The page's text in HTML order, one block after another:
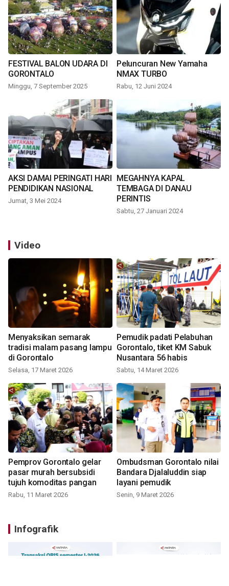
FESTIVAL BALON UDARA DI
GORONTALO
Minggu, 7 September 2025
Peluncuran New Yamaha
NMAX TURBO
Rabu, 12 Juni 2024
AKSI DAMAI PERINGATI HARI
PENDIDIKAN NASIONAL
Jumat, 3 Mei 2024
MEGAHNYA KAPAL
TEMBAGA DI DANAU
PERINTIS
Sabtu, 27 Januari 2024
Video
Menyaksikan semarak
tradisi malam pasang lampu
di Gorontalo
Selasa, 17 Maret 2026
Pemudik padati Pelabuhan
Gorontalo, tiket KM Sabuk
Nusantara 56 habis
Sabtu, 14 Maret 2026
Pemprov Gorontalo gelar
pasar murah bersubsidi
tujuh komoditas pangan
Rabu, 11 Maret 2026
Ombudsman Gorontalo nilai
Bandara Djalaluddin siap
layani pemudik
Senin, 9 Maret 2026
Infografik